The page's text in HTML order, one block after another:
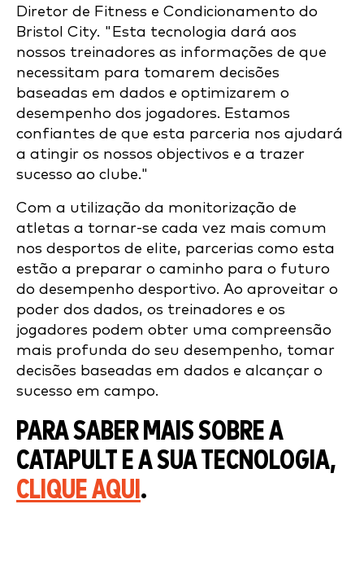
Diretor de Fitness e Condicionamento do
Bristol City. "Esta tecnologia dará aos
nossos treinadores as informações de que
necessitam para tomarem decisões
baseadas em dados e optimizarem o
desempenho dos jogadores. Estamos
confiantes de que esta parceria nos ajudará
a atingir os nossos objectivos e a trazer
sucesso ao clube."
Com a utilização da monitorização de
atletas a tornar-se cada vez mais comum
nos desportos de elite, parcerias como esta
estão a preparar o caminho para o futuro
do desempenho desportivo. Ao aproveitar o
poder dos dados, os treinadores e os
jogadores podem obter uma compreensão
mais profunda do seu desempenho, tomar
decisões baseadas em dados e alcançar o
sucesso em campo.
PARA SABER MAIS SOBRE A
CATAPULT E A SUA TECNOLOGIA,
CLIQUE AQUI .